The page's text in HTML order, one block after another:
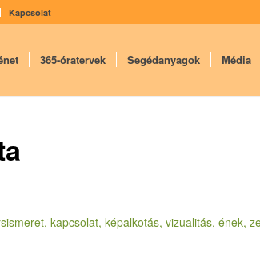
Kapcsolat
365-óratervek Segédanyagok Média
kapcsolat, képalkotás, vizualitás, ének,